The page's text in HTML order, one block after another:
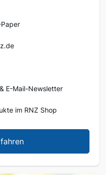
E-Mail-Newsletter
im RNZ Shop